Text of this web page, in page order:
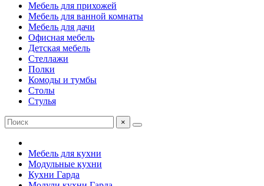
Мебель для прихожей
Мебель для ванной комнаты
Мебель для дачи
Офисная мебель
Детская мебель
Стеллажи
Полки
Комоды и тумбы
Столы
Стулья
×
Мебель для кухни
Модульные кухни
Кухни Гарда